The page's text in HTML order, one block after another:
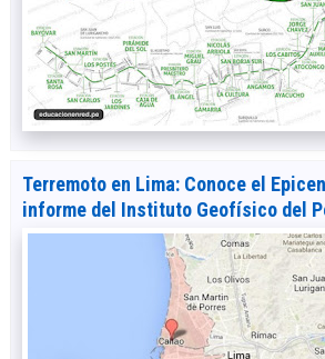
Terremoto en Lima: Conoce el
informe del Instituto Geofísico del